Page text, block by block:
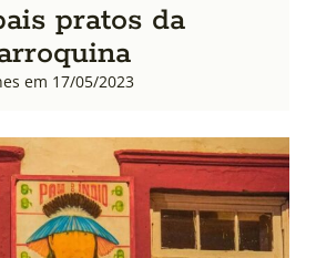
pratos da
em 17/05/2023